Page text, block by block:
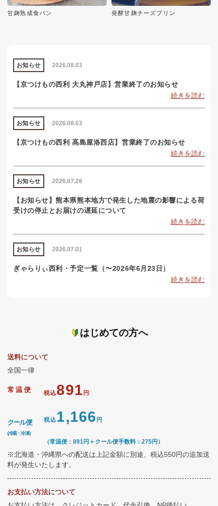
甘麹熟成食パン 発酵甘麹チーズプリン
2026.08.03
お知らせ
【京つけもの西利 大丸神戸店】営業終了のお知らせ
続きを読む
2026.08.03
お知らせ
【京つけもの西利 高島屋洛西店】営業終了のお知らせ
続きを読む
2026.07.28
お知らせ
【お知らせ】熊本県熊本地方で発生した地震の影響による荷
受けの停止とお届けの遅延について
続きを読む
2026.07.01
お知らせ
ぎゃらりぃ西利・予定一覧（〜2026年6月23日）
続きを読む
はじめての方へ
送料について
全国一律
常温便 税込891 円
クール便
(冷蔵・冷凍)
税込1,166 円
（常温便：891円＋クール便手数料：275円）
※北海道・沖縄県への配送は上記金額に別途、税込550円の追加送
料が発生いたします。
お支払い方法について